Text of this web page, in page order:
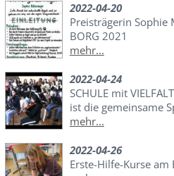
2022-04-20
Preisträgerin Sophie
BORG 2021
mehr...
2022-04-24
SCHULE mit
ist die gemeinsame
mehr...
2022-04-26
Erste-Hilfe-Kurse am